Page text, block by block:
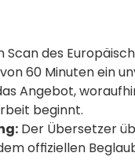
Scan des
60 Minuten ein
Angebot,
beginnt.
Der Übersetzer
offiziellen